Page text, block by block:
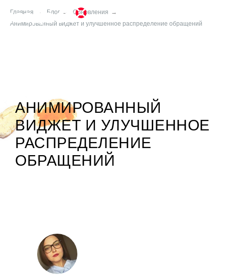
Главная → Блог → Обновления →
Анимированный виджет и улучшенное распределение обращений
АНИМИРОВАННЫЙ
ВИДЖЕТ И УЛУЧШЕННОЕ
РАСПРЕДЕЛЕНИЕ
ОБРАЩЕНИЙ